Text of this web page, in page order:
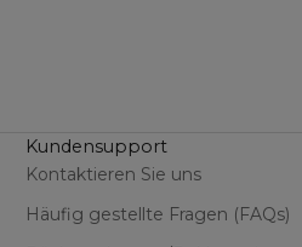
Kundensupport
Kontaktieren Sie uns
Häufig gestellte Fragen (FAQs)